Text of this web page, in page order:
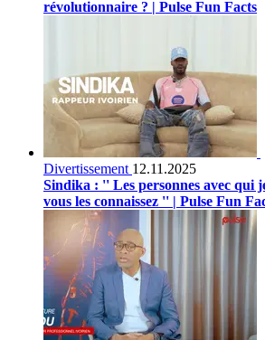
révolutionnaire ? | Pulse Fun Facts
Divertissement 12.11.2025
Sindika : '' Les personnes avec qui
vous les connaissez '' | Pulse Fun